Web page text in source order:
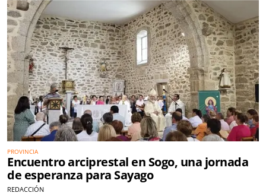
PROVINCIA
Encuentro arciprestal en Sogo, una jornada
de esperanza para Sayago
REDACCIÓN